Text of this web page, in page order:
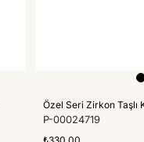
P-00024719